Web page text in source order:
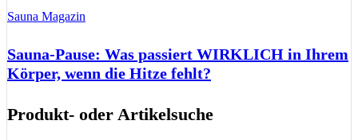
Sauna Magazin
Sauna-Pause: Was passiert WIRKLICH in Ihrem
Körper, wenn die Hitze fehlt?
Produkt- oder Artikelsuche